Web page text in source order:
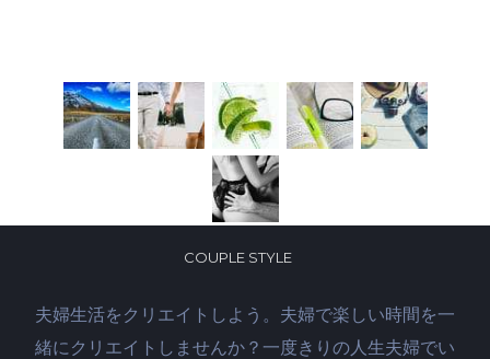
COUPLE STYLE
夫婦生活をクリエイトしよう。夫婦で楽しい時間を一
緒にクリエイトしませんか？一度きりの人生夫婦でい